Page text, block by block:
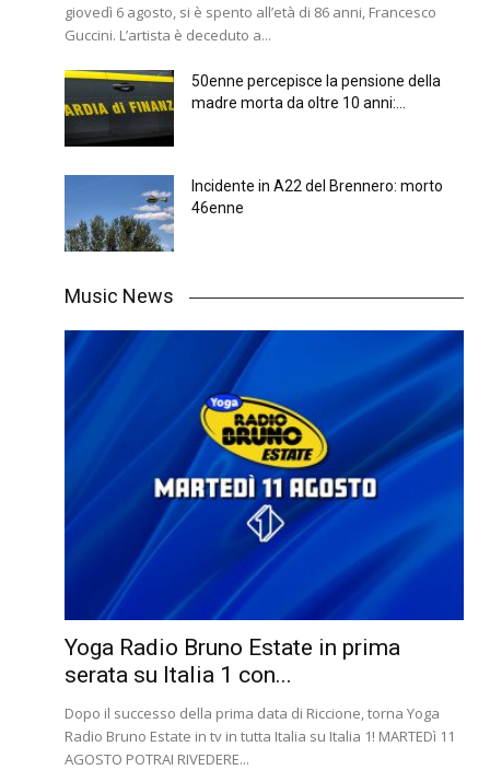
giovedì 6 agosto, si è spento all’età di 86 anni, Francesco
Guccini. L’artista è deceduto a...
50enne percepisce la pensione della
madre morta da oltre 10 anni:...
Incidente in A22 del Brennero: morto
46enne
Music News
Yoga Radio Bruno Estate in prima
serata su Italia 1 con...
Dopo il successo della prima data di Riccione, torna Yoga
Radio Bruno Estate in tv in tutta Italia su Italia 1! MARTEDì 11
AGOSTO POTRAI RIVEDERE...